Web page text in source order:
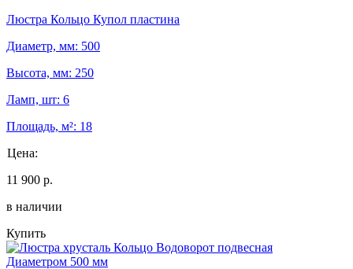
Люстра Кольцо Купол пластина
Диаметр, мм: 500
Высота, мм: 250
Ламп, шт: 6
Площадь, м²: 18
Цена:
11 900 р.
в наличии
Купить
Диаметром 500 мм